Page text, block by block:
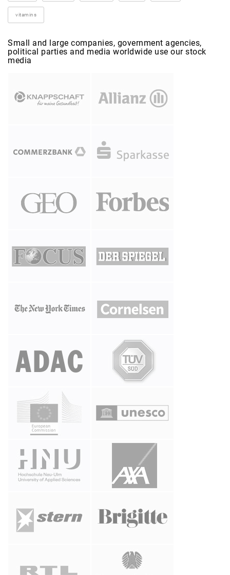
vitamins
Small and large companies, government agencies,
political parties and media worldwide use our stock
media